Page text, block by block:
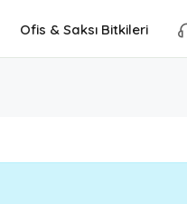
Ofis & Saksı Bitkileri